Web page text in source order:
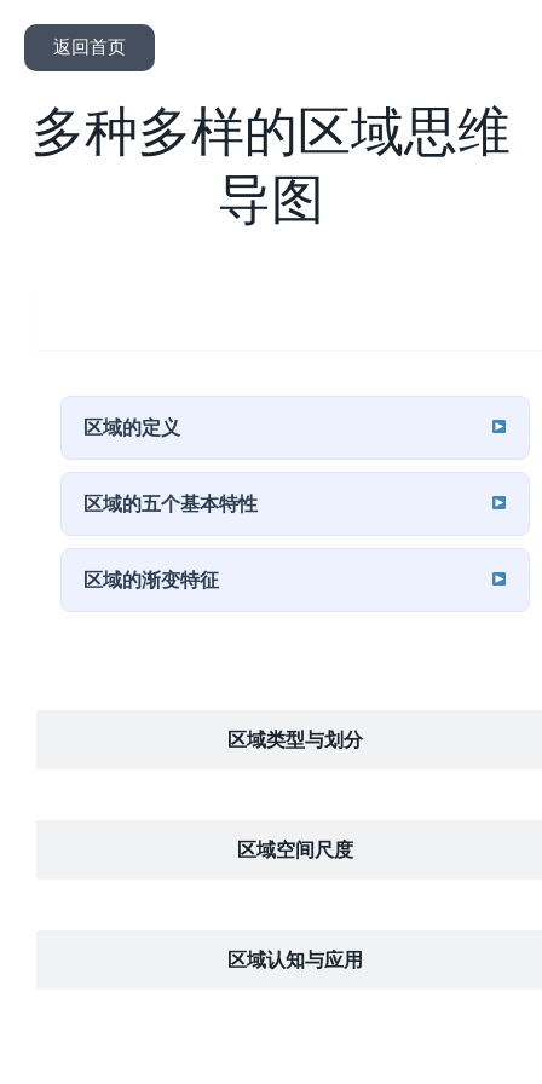
返回首页
多种多样的区域思维
导图
区域类型与划分
区域空间尺度
区域认知与应用
区域的定义
区域的五个基本特性
区域的渐变特征